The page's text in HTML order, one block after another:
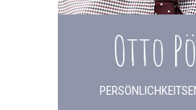
Otto